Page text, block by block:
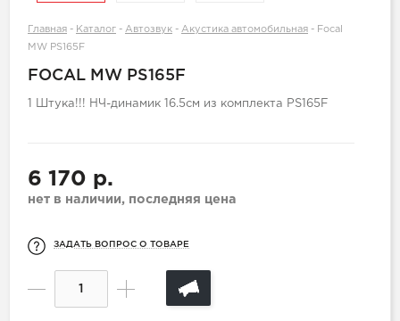
Главная - Каталог - Автозвук - Акустика автомобильная - Focal
MW PS165F
FOCAL MW PS165F
1 Штука!!! НЧ-динамик 16.5см из комплекта PS165F
6 170 р.
нет в наличии, последняя цена
ЗАДАТЬ ВОПРОС О ТОВАРЕ